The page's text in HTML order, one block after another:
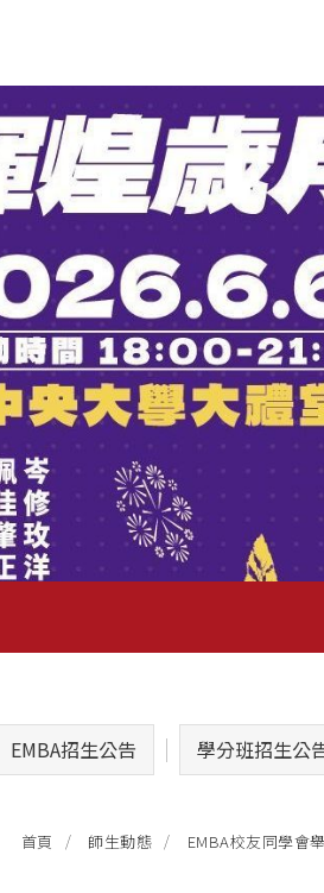
EMBA招生公告 學分班招生公
首頁 師生動態 EMBA校友同學會